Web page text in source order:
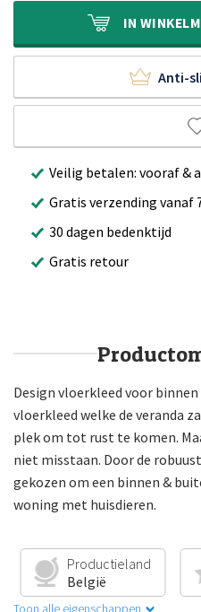
IN
Anti-
Veilig betalen: vooraf &
Gratis verzending vanaf
30 dagen bedenktijd
Gratis retour
Design vloerkleed voor
vloerkleed welke de veranda
plek om tot rust te komen.
niet misstaan. Door de
gekozen om een binnen &
woning met huisdieren.
Productieland
België
Toon alle eigenschappen